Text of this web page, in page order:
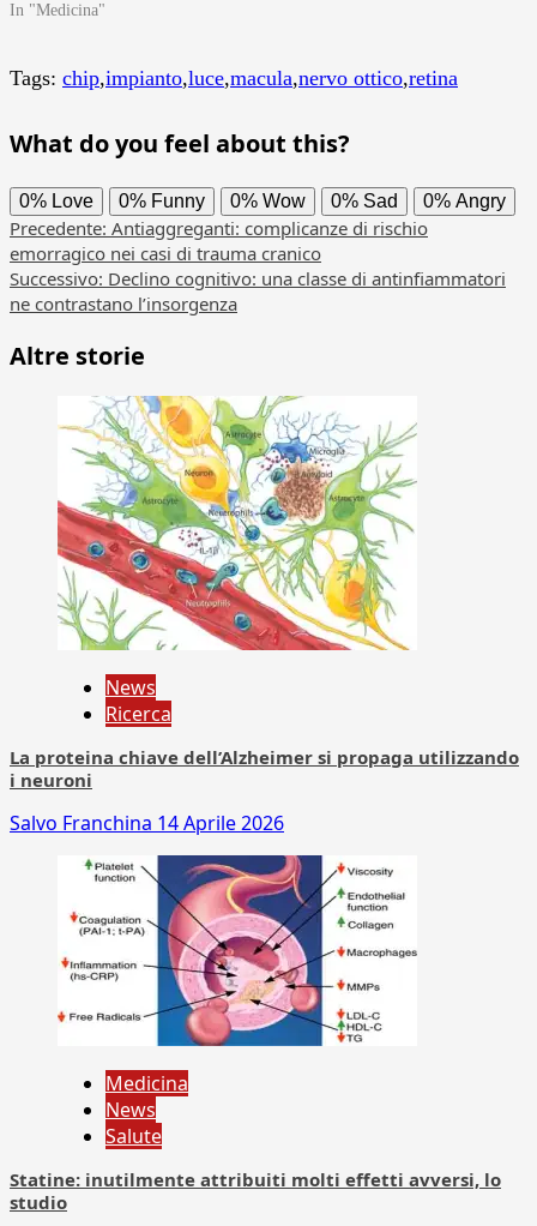
In "Medicina"
Tags: chip,impianto,luce,macula,nervo ottico,retina
What do you feel about this?
0% Love 0% Funny 0% Wow 0% Sad 0% Angry
Navigazione
articolo
Precedente: Antiaggreganti: complicanze di rischio
emorragico nei casi di trauma cranico
Successivo: Declino cognitivo: una classe di antinfiammatori
ne contrastano l’insorgenza
Altre storie
News
Ricerca
La proteina chiave dell’Alzheimer si propaga utilizzando
i neuroni
Salvo Franchina 14 Aprile 2026
Medicina
News
Salute
Statine: inutilmente attribuiti molti effetti avversi, lo
studio